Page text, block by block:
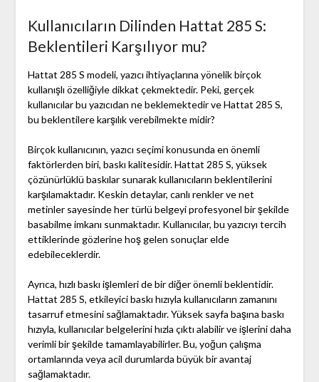
Kullanıcıların Dilinden Hattat 285 S:
Beklentileri Karşılıyor mu?
Hattat 285 S modeli, yazıcı ihtiyaçlarına yönelik birçok
kullanışlı özelliğiyle dikkat çekmektedir. Peki, gerçek
kullanıcılar bu yazıcıdan ne beklemektedir ve Hattat 285 S,
bu beklentilere karşılık verebilmekte midir?
Birçok kullanıcının, yazıcı seçimi konusunda en önemli
faktörlerden biri, baskı kalitesidir. Hattat 285 S, yüksek
çözünürlüklü baskılar sunarak kullanıcıların beklentilerini
karşılamaktadır. Keskin detaylar, canlı renkler ve net
metinler sayesinde her türlü belgeyi profesyonel bir şekilde
basabilme imkanı sunmaktadır. Kullanıcılar, bu yazıcıyı tercih
ettiklerinde gözlerine hoş gelen sonuçlar elde
edebileceklerdir.
Ayrıca, hızlı baskı işlemleri de bir diğer önemli beklentidir.
Hattat 285 S, etkileyici baskı hızıyla kullanıcıların zamanını
tasarruf etmesini sağlamaktadır. Yüksek sayfa başına baskı
hızıyla, kullanıcılar belgelerini hızla çıktı alabilir ve işlerini daha
verimli bir şekilde tamamlayabilirler. Bu, yoğun çalışma
ortamlarında veya acil durumlarda büyük bir avantaj
sağlamaktadır.